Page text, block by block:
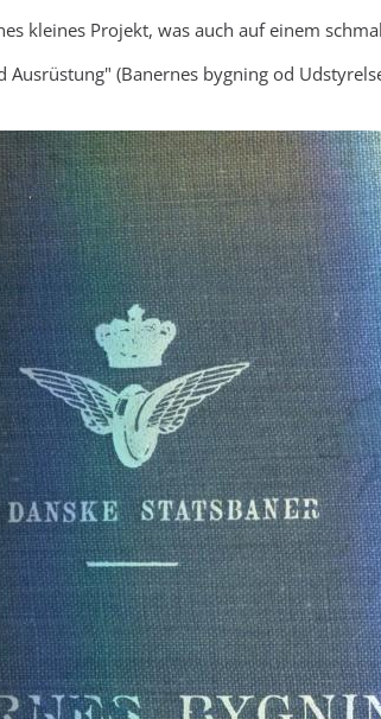
kleines Projekt, was auch auf einem
Ausrüstung" (Banernes bygning od